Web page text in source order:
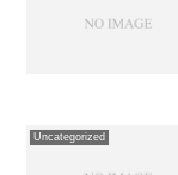
Uncategorized